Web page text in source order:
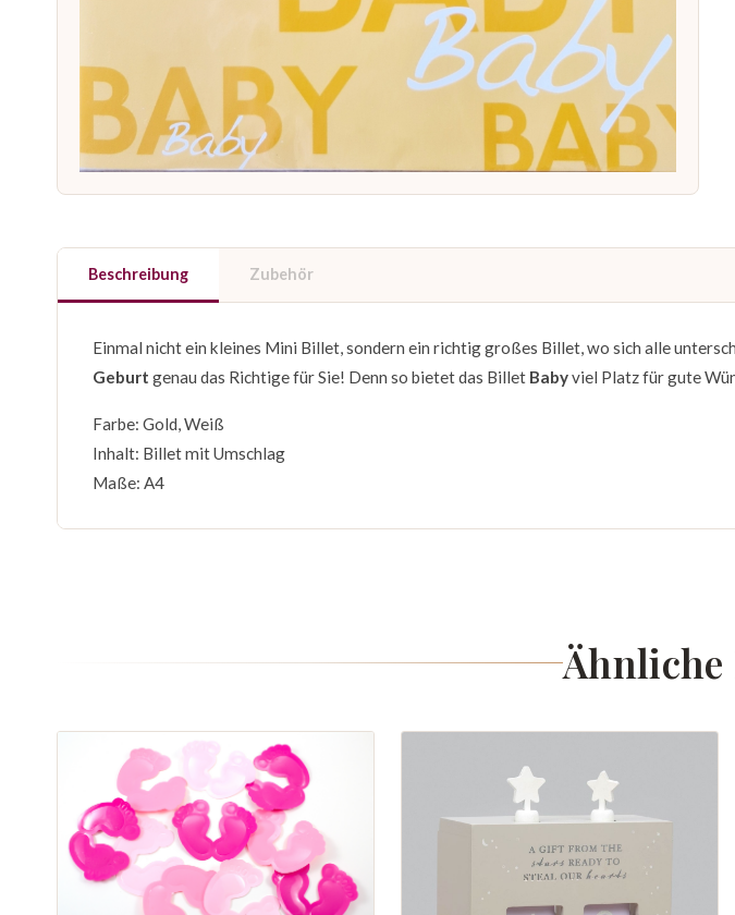
Beschreibung Zubehör
Einmal nicht ein kleines Mini Billet, sondern ein richtig großes Billet, wo sich alle
Geburt genau das Richtige für Sie! Denn so bietet das Billet Babyviel Platz für gute
Farbe: Gold, Weiß
Inhalt: Billet mit Umschlag
Maße: A4